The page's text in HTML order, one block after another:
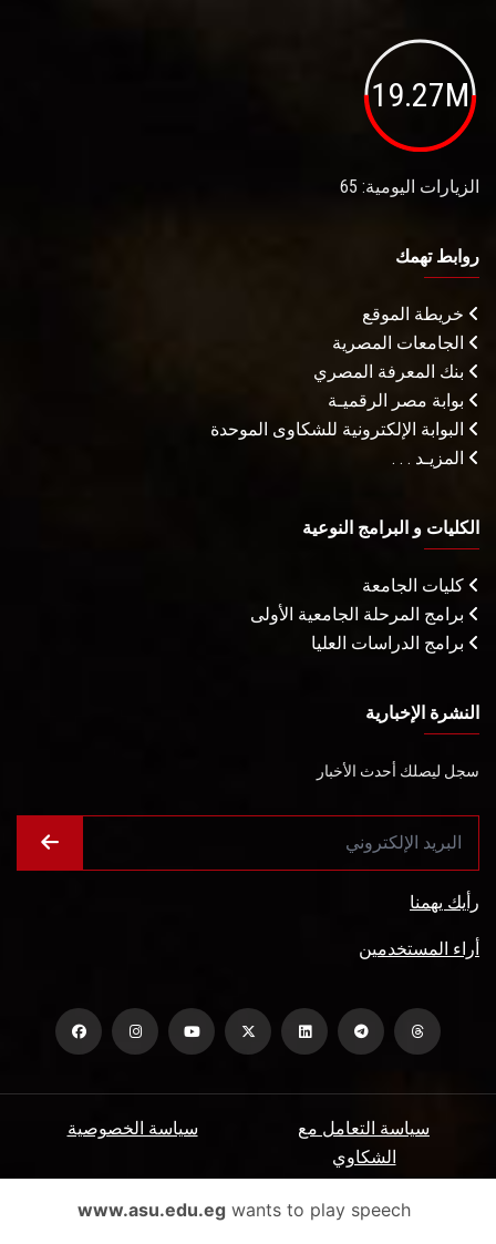
19.27M
الزيارات اليومية: 65
روابط تهمك
خريطة الموقع
الجامعات المصرية
بنك المعرفة المصري
بوابة مصر الرقميـة
البوابة الإلكترونية للشكاوى الموحدة
المزيـد . . .
الكليات و البرامج النوعية
كليات الجامعة
برامج المرحلة الجامعية الأولى
برامج الدراسات العليا
النشرة الإخبارية
سجل ليصلك أحدث الأخبار
رأيك يهمنا
أراء المستخدمين
سياسة الخصوصية
سياسة التعامل مع
الشكاوي
الأسئلة الشائعة ميثاق المتعاملين www.asu.edu.egwants to play speech